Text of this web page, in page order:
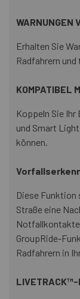
WARNUNGEN
Erhalten Sie
Radfahrern und
KOMPATIBEL
Koppeln Sie Ihr
und Smart
können.
Diese Funktion
Straße eine
GroupRide-
Radfahrern in
LIVETRACK™-